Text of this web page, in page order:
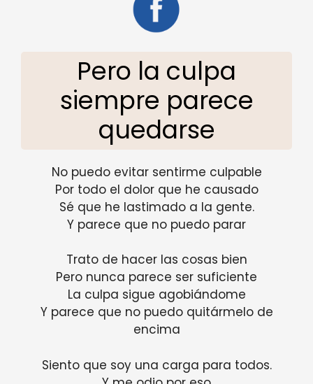
Pero la culpa
siempre parece
quedarse
No puedo evitar sentirme culpable
Por todo el dolor que he causado
Sé que he lastimado a la gente.
Y parece que no puedo parar
Trato de hacer las cosas bien
Pero nunca parece ser suficiente
La culpa sigue agobiándome
Y parece que no puedo quitármelo de
encima
Siento que soy una carga para todos.